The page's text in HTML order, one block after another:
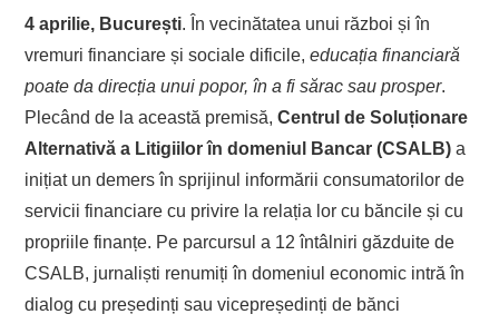
4 aprilie, București. În vecinătatea unui război și în
vremuri financiare și sociale dificile,educația financiară
poate da direcția unui popor, în a fi sărac sau prosper.
Plecând de la această premisă,Centrul de Soluționare
Alternativă a Litigiilor în domeniul Bancar (CSALB) a
inițiat un demers în sprijinul informării consumatorilor de
servicii financiare cu privire la relația lor cu băncile și cu
propriile finanțe. Pe parcursul a 12 întâlniri găzduite de
CSALB, jurnaliști renumiți în domeniul economic intră în
dialog cu președinți sau vicepreședinți de bănci